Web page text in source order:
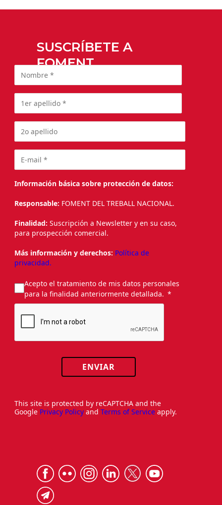
SUSCRÍBETE A
FOMENT
Información básica sobre protección de datos:
Responsable: FOMENT DEL TREBALL NACIONAL.
Finalidad: Suscripción a Newsletter y en su caso,
para prospección comercial.
Más información y derechos: Política de
privacidad.
Acepto el tratamiento de mis datos personales
para la finalidad anteriormente detallada.
ENVIAR
This site is protected by reCAPTCHA and the
Google Privacy Policy and Terms of Service apply.